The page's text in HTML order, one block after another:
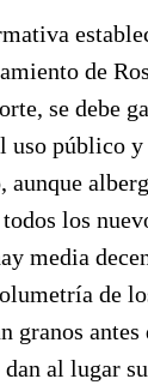
de
se debe
uso público y
los
media
de
granos antes
dan al lugar